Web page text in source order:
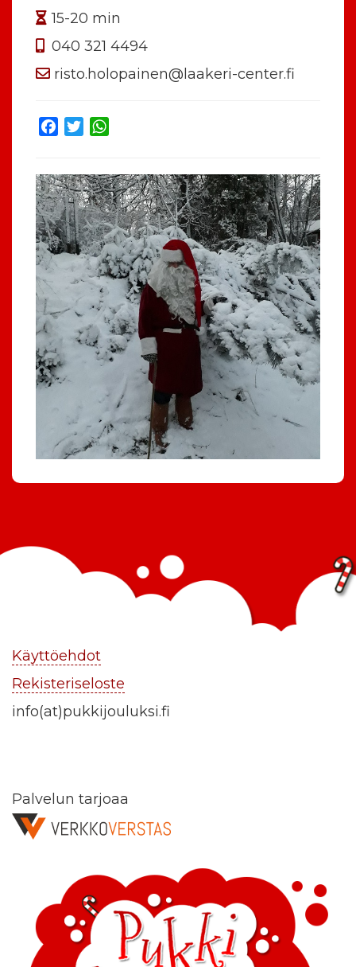
15-20 min
040 321 4494
risto.holopainen@laakeri-center.fi
Facebook
Twitter
Käyttöehdot
Rekisteriseloste
info(at)pukkijouluksi.fi
Palvelun tarjoaa